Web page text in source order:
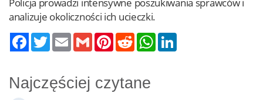
Policja prowadzi intensywne poszukiwania sprawców i
analizuje okoliczności ich ucieczki.
TwitterEmail Gmail PinterestReddit WhatsApp
Najczęściej czytane